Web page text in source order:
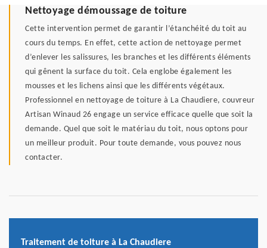
Nettoyage démoussage de toiture
Cette intervention permet de garantir l’étanchéité du toit au
cours du temps. En effet, cette action de nettoyage permet
d’enlever les salissures, les branches et les différents éléments
qui gênent la surface du toit. Cela englobe également les
mousses et les lichens ainsi que les différents végétaux.
Professionnel en nettoyage de toiture à La Chaudiere, couvreur
Artisan Winaud 26 engage un service efficace quelle que soit la
demande. Quel que soit le matériau du toit, nous optons pour
un meilleur produit. Pour toute demande, vous pouvez nous
contacter.
Traitement de toiture à La Chaudiere